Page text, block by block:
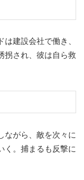
建設会社で働き、
拐され、彼は自ら救
ながら、敵を次々に
く。捕まるも反撃に